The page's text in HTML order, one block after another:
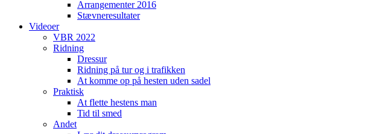
Arrangementer 2016
Stævneresultater
Videoer
VBR 2022
Ridning
Dressur
Ridning på tur og i trafikken
At komme op på hesten uden sadel
Praktisk
At flette hestens man
Tid til smed
Andet